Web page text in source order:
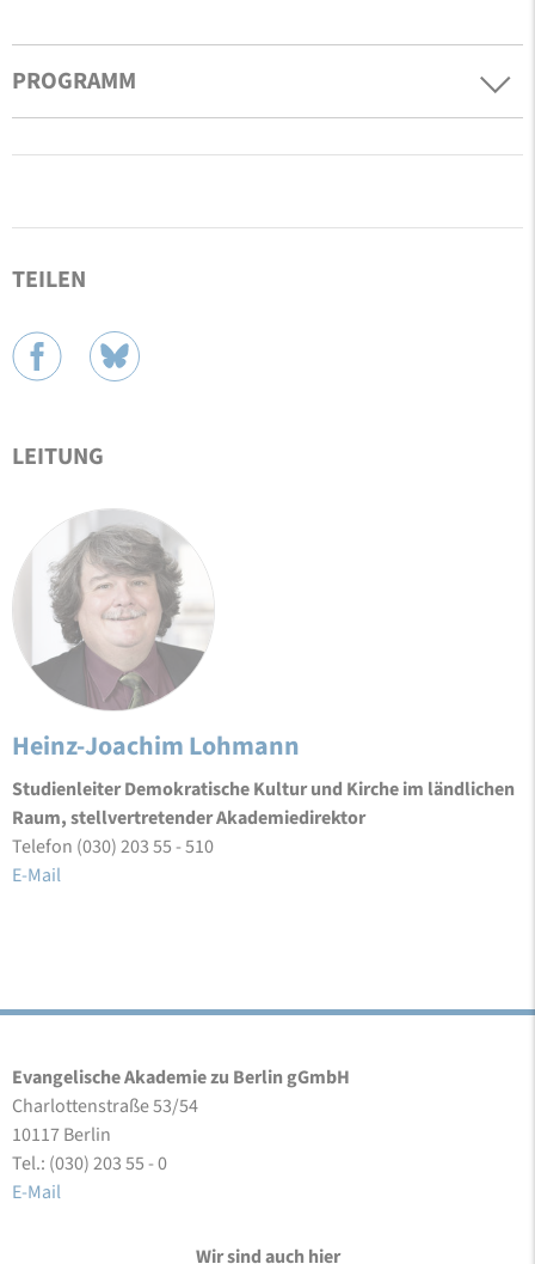
PROGRAMM
TEILEN
LEITUNG
Heinz-Joachim Lohmann
Studienleiter Demokratische Kultur und Kirche im ländlichen
Raum, stellvertretender Akademiedirektor
Telefon (030) 203 55 - 510
E-Mail
Evangelische Akademie zu Berlin gGmbH
Charlottenstraße 53/54
10117 Berlin
Tel.: (030) 203 55 - 0
E-Mail
Wir sind auch hier